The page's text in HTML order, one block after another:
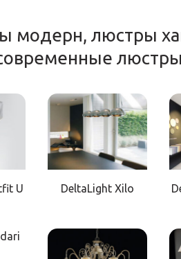
модерн, люстры
люстры
U
DeltaLight Xilo